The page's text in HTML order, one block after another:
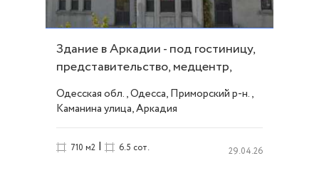
Здание в Аркадии - под гостиницу,
представительство, медцентр,
офис ID 4107
Одесская обл., Одесса, Приморский р-н.,
Каманина улица, Аркадия
710 м2 | 6.5 сот. 29.04.26